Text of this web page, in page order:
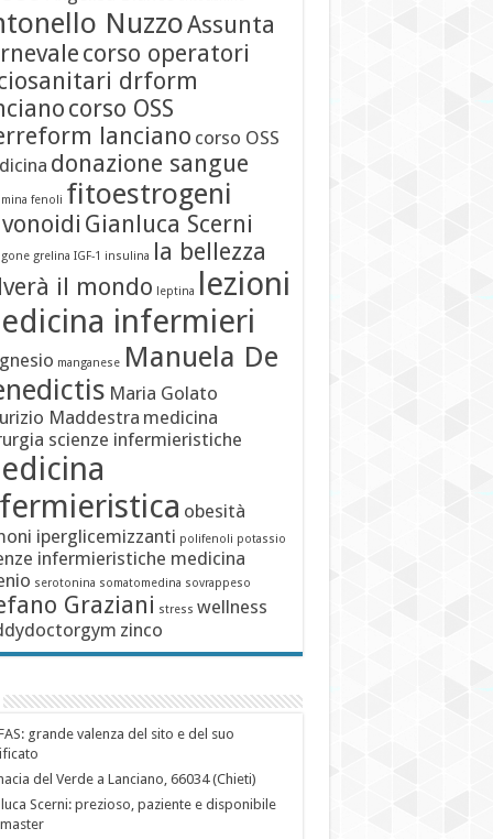
NuzzoAssunta
corso operatori
drform
corso OSS
lanciano corso OSS
donazione sangue
fenoli fitoestrogeni
Gianluca Scerni
grelina IGF-1 insulina la bellezza
il mondo leptina lezioni
infermieri
manganese Manuela De
Maria Golato
Maddestra medicina
scienze infermieristiche
obesità
iperglicemizzanti polifenoli potassio
infermieristiche medicina
serotonina somatomedina sovrappeso
Graziani stress wellness
zinco
grande valenza del sito e del suo
del Verde a Lanciano, 66034 (Chieti)
Scerni: prezioso, paziente e disponibile